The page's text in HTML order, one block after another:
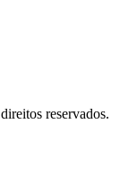
reservados.